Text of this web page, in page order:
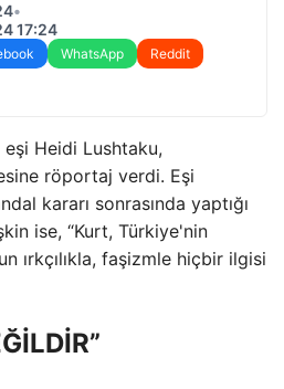
•
17:24
WhatsApp
Reddit
eşi Heidi Lushtaku,
röportaj verdi. Eşi
kararı sonrasında yaptığı
ise, “Kurt, Türkiye'nin
ırkçılıkla, faşizmle hiçbir ilgisi